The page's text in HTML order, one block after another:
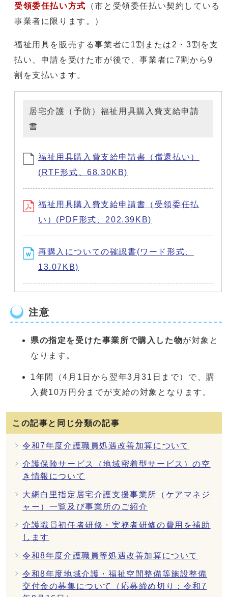
受領委任払い方式
（市と受領委任払い契約している
事業者に限ります。）
福祉用具を販売する事業者に1割または2・3割を支
払い、申請を受けた市が後で、事業者に7割から9
割を支払います。
居宅介護（予防）福祉用具購入費支給申請
書
福祉用具購入費支給申請書（償還払い）
(RTF形式、68.30KB)
福祉用具購入費支給申請書（受領委任払
い）(PDF形式、202.39KB)
再購入についての確認書(ワード形式、
13.07KB)
注意
県の指定を受けた事業所で購入した物が対象と
なります。
1年間（4月1日から翌年3月31日まで）で、購
入費10万円分までが支給の対象となります。
この記事と同じ分類の記事
令和7年度介護職員処遇改善加算について
介護保険サービス（地域密着型サービス）の空
き情報について
大網白里指定居宅介護支援事業所（ケアマネジ
ャー）一覧及び事業所のご紹介
介護職員初任者研修・実務者研修の費用を補助
します
令和8年度介護職員等処遇改善加算について
令和8年度地域介護・福祉空間整備等施設整備
交付金の募集について（応募締め切り：令和7